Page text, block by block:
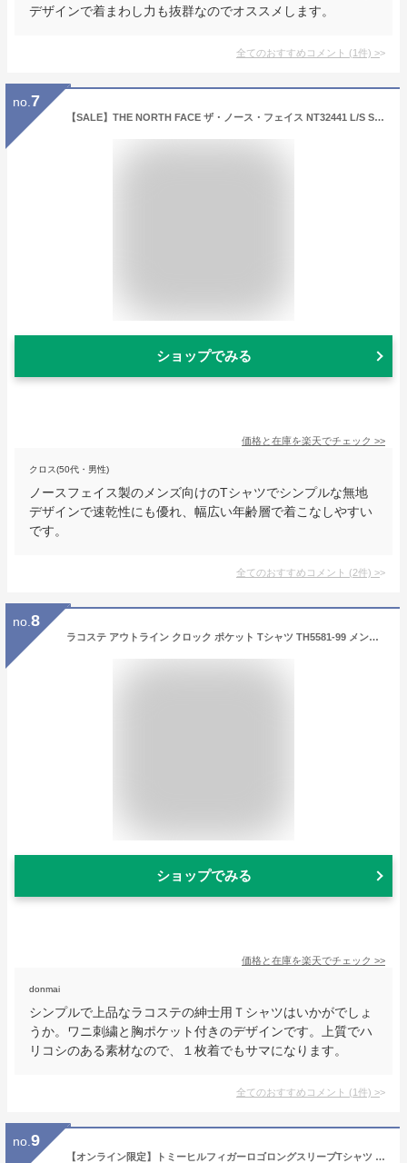
デザインで着まわし力も抜群なのでオススメします。
全てのおすすめコメント (1件) >
no. 7
【SALE】THE NORTH FACE ザ・ノース・フェイス NT32441 L/S SMALL BOX LOGO TEE ロングスリーブスモールボックスロゴティー Tシャツ ロンT ポリエステル 速乾 長袖 トップス アウトドア メンズ レディース 4カラー 国内正規 2026SS 10%OFF
ショップでみる
価格と在庫を楽天でチェック >>
クロス(50代・男性)
ノースフェイス製のメンズ向けのTシャツでシンプルな無地
デザインで速乾性にも優れ、幅広い年齢層で着こなしやすい
です。
全てのおすすめコメント (2件) >
no. 8
ラコステ アウトライン クロック ポケット Tシャツ TH5581-99 メンズ レディース ポケT [ネコポス配送]
ショップでみる
価格と在庫を楽天でチェック >>
donmai
シンプルで上品なラコステの紳士用Ｔシャツはいかがでしょ
うか。ワニ刺繍と胸ポケット付きのデザインです。上質でハ
リコシのある素材なので、１枚着でもサマになります。
全てのおすすめコメント (1件) >
no. 9
【オンライン限定】トミーヒルフィガーロゴロングスリーブTシャツ / TINO TEE TOMMY HILFIGER トミーヒルフィガー トップス カットソー・Tシャツ ネイビー ホワイト ブラック グレー【送料無料】[Rakuten Fashion]